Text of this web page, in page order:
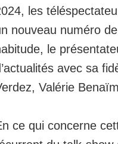
les
nouveau numéro
le
avec sa
, Valérie
ce qui concerne